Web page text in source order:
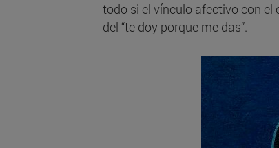
todo si el vínculo afectivo con el
del “te doy porque me das”.